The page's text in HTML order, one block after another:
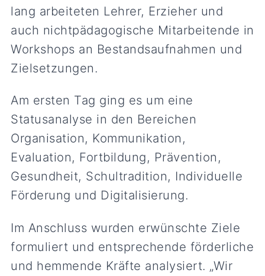
lang arbeiteten Lehrer, Erzieher und
auch nichtpädagogische Mitarbeitende in
Workshops an Bestandsaufnahmen und
Zielsetzungen.
Am ersten Tag ging es um eine
Statusanalyse in den Bereichen
Organisation, Kommunikation,
Evaluation, Fortbildung, Prävention,
Gesundheit, Schultradition, Individuelle
Förderung und Digitalisierung.
Im Anschluss wurden erwünschte Ziele
formuliert und entsprechende förderliche
und hemmende Kräfte analysiert. „Wir